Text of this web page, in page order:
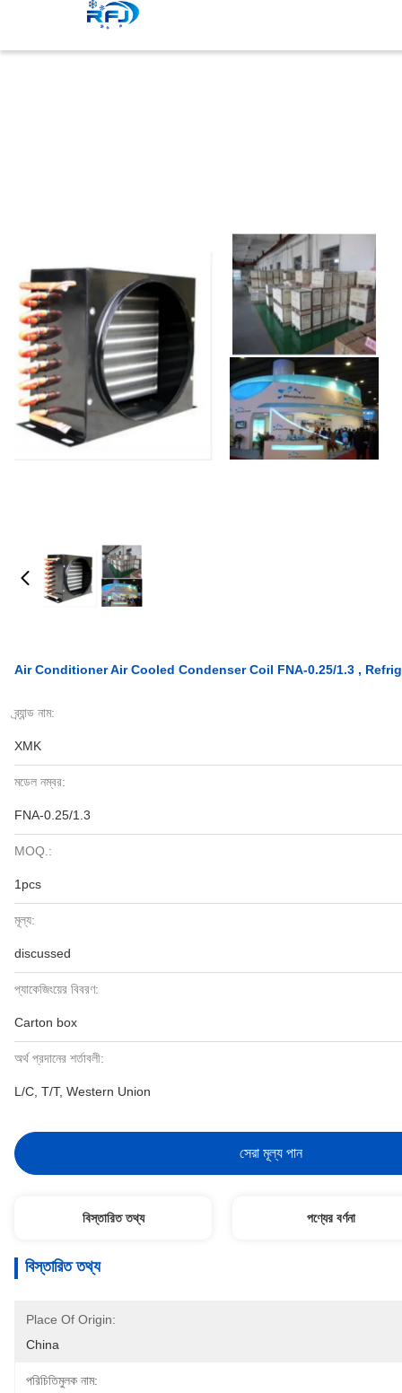
Air Conditioner Air Cooled Condenser Coil FNA-0.25/1.3 ,
ব্র্যান্ড নাম:
XMK
মডেল নম্বর:
FNA-0.25/1.3
MOQ.:
1pcs
মূল্য:
discussed
প্যাকেজিংয়ের বিবরণ:
Carton box
অর্থ প্রদানের শর্তাবলী:
L/C, T/T, Western Union
সেরা মূল্য পান
বিস্তারিত তথ্য পণ্যের বর্ণনা
বিস্তারিত তথ্য
Place Of Origin:
China
পরিচিতিমুলক নাম: